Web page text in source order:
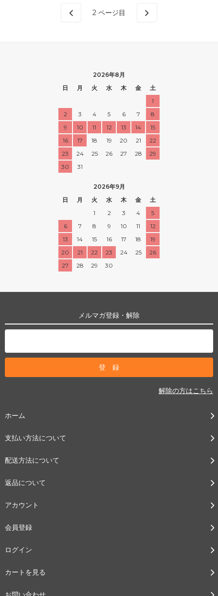
2 ページ目
2026年8月
日
月 火 水 木 金
土
1
2
3 4 5 6 7
8
9
10 11 12 13 14
15
16
17 18 19 20 21
22
23
24 25 26 27 28
29
30
31
2026年9月
日
月 火 水 木 金
土
1
2 3 4
5
6
7 8 9 10 11
12
13
14 15 16 17 18
19
20
21 22 23 24 25
26
27
28 29 30
メルマガ登録・解除
解除の方はこちら
ホーム
支払い方法について
配送方法について
返品について
アカウント
会員登録
ログイン
カートを見る
お問い合わせ